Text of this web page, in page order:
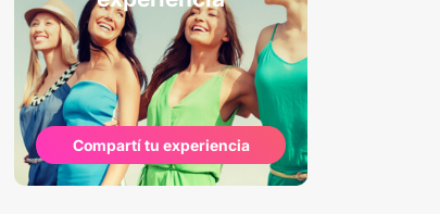
Compartí tu experiencia